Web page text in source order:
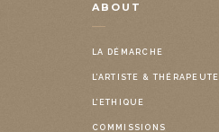
ABOUT
LA DÉMARCHE
L’ARTISTE & THÉRAPEUTE
L’ETHIQUE
COMMISSIONS